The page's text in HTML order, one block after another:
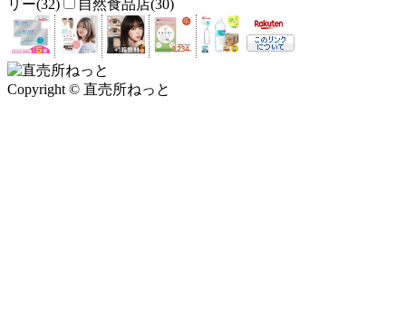
リー(32)
自然食品店(30)
Copyright © 直売所ねっと